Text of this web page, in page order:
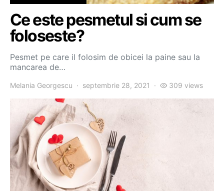
Ce este pesmetul si cum se
foloseste?
Pesmet pe care il folosim de obicei la paine sau la
mancarea de…
Melania Georgescu septembrie 28, 2021 309 views